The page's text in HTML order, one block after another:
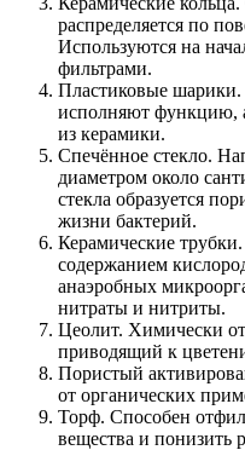
распределяется по
Используются на
фильтрами.
Пластиковые
исполняют функцию,
из керамики.
Спечённое стекло.
диаметром около
стекла образуется
жизни бактерий.
Керамические
содержанием
анаэробных
нитраты и нитриты.
Цеолит. Химически
приводящий к
Пористый
от органических
Торф. Способен
вещества и понизить